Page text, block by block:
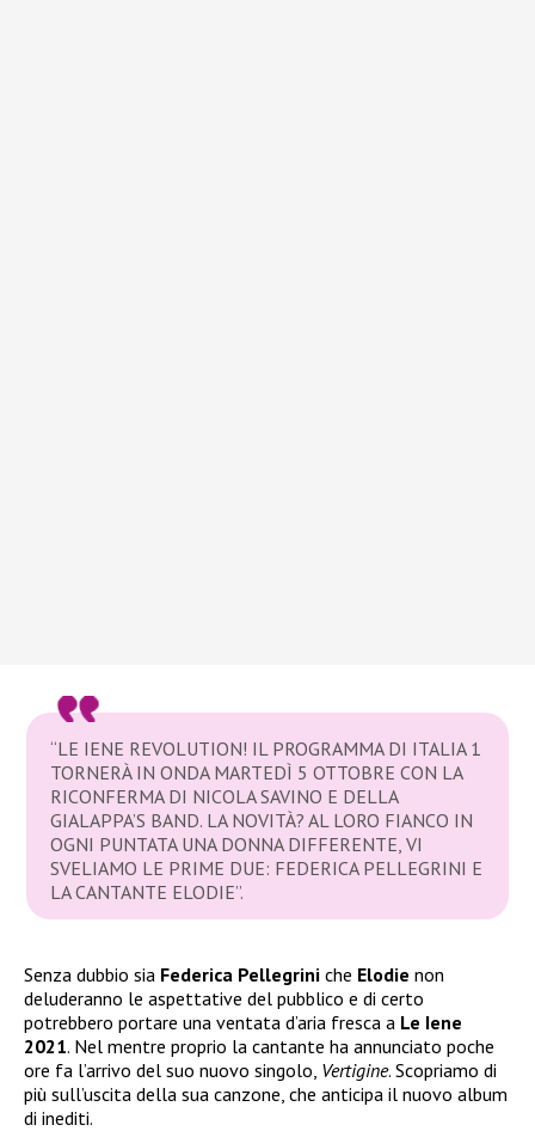
“LE IENE REVOLUTION! IL PROGRAMMA DI ITALIA 1
TORNERÀ IN ONDA MARTEDÌ 5 OTTOBRE CON LA
RICONFERMA DI NICOLA SAVINO E DELLA
GIALAPPA’S BAND. LA NOVITÀ? AL LORO FIANCO IN
OGNI PUNTATA UNA DONNA DIFFERENTE, VI
SVELIAMO LE PRIME DUE: FEDERICA PELLEGRINI E
LA CANTANTE ELODIE”.
Senza dubbio sia Federica Pellegrini che Elodie non
deluderanno le aspettative del pubblico e di certo
potrebbero portare una ventata d’aria fresca a Le Iene
2021. Nel mentre proprio la cantante ha annunciato poche
ore fa l’arrivo del suo nuovo singolo, Vertigine. Scopriamo di
più sull’uscita della sua canzone, che anticipa il nuovo album
di inediti.